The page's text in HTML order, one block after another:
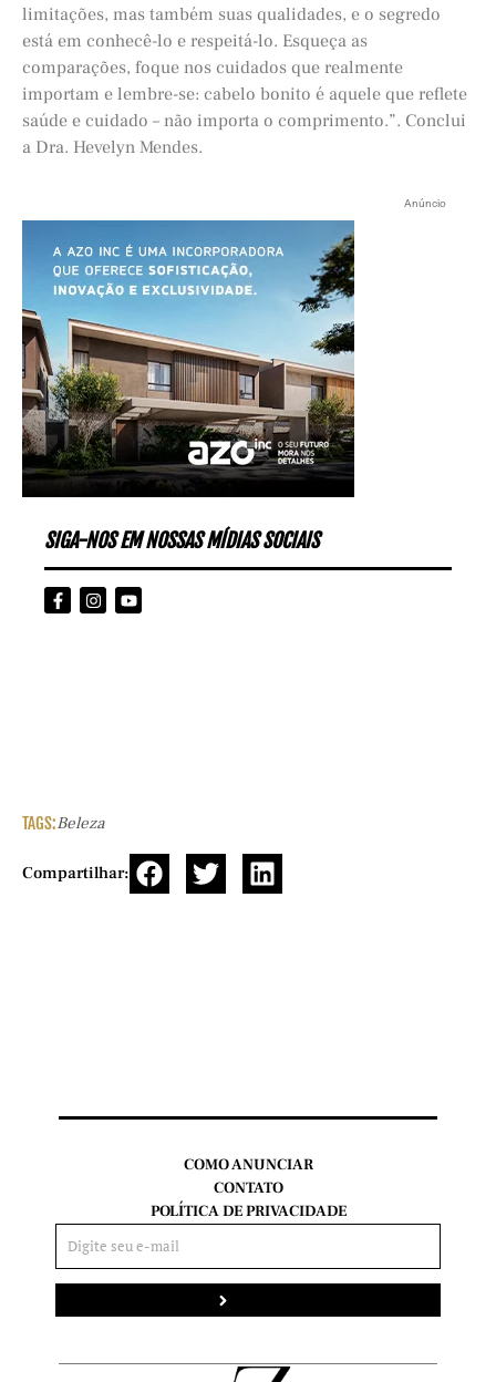
limitações, mas também suas qualidades, e o segredo
está em conhecê-lo e respeitá-lo. Esqueça as
comparações, foque nos cuidados que realmente
importam e lembre-se: cabelo bonito é aquele que reflete
saúde e cuidado – não importa o comprimento.”. Conclui
a Dra. Hevelyn Mendes.
Anúncio
SIGA-NOS EM NOSSAS MÍDIAS SOCIAIS
TAGS:Beleza
Compartilhar:
COMO ANUNCIAR
CONTATO
POLÍTICA DE PRIVACIDADE